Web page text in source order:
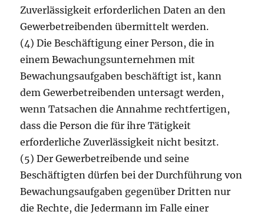
Zuverlässigkeit erforderlichen Daten an den
Gewerbetreibenden übermittelt werden.
(4) Die Beschäftigung einer Person, die in
einem Bewachungsunternehmen mit
Bewachungsaufgaben beschäftigt ist, kann
dem Gewerbetreibenden untersagt werden,
wenn Tatsachen die Annahme rechtfertigen,
dass die Person die für ihre Tätigkeit
erforderliche Zuverlässigkeit nicht besitzt.
(5) Der Gewerbetreibende und seine
Beschäftigten dürfen bei der Durchführung von
Bewachungsaufgaben gegenüber Dritten nur
die Rechte, die Jedermann im Falle einer